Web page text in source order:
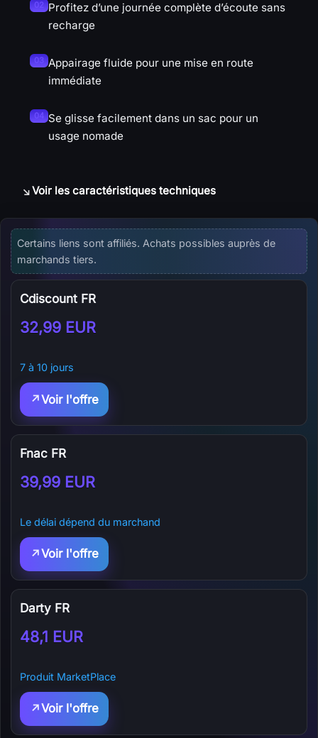
Profitez d’une journée complète d’écoute sans
recharge
Appairage fluide pour une mise en route
immédiate
Se glisse facilement dans un sac pour un
usage nomade
Voir les caractéristiques techniques
Offres d'affiliation disponibles
Certains liens sont affiliés. Achats possibles auprès de
marchands tiers.
Cdiscount FR
32,99 EUR
7 à 10 jours
Voir l'offre
Fnac FR
39,99 EUR
Le délai dépend du marchand
Voir l'offre
Darty FR
48,1 EUR
Produit MarketPlace
Voir l'offre